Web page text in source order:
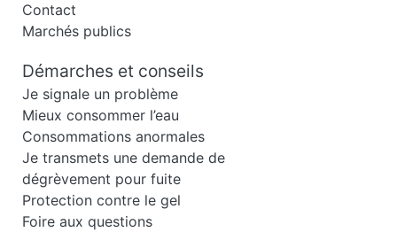
Contact
Marchés publics
Démarches et conseils
Je signale un problème
Mieux consommer l’eau
Consommations anormales
Je transmets une demande de
dégrèvement pour fuite
Protection contre le gel
Foire aux questions